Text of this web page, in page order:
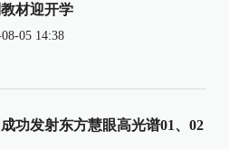
材迎开学
05 14:38
功发射东方慧眼高光谱01、02